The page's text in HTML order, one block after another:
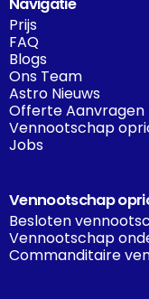
Prijs
FAQ
Blogs
Ons Team
Astro Nieuws
Offerte Aanvragen
Vennootschap
Jobs
Vennootschap
Besloten
Vennootschap
Commanditaire